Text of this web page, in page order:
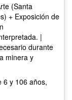
(Santa
+ Exposición de
|
durante
minera y
6 y 106 años,